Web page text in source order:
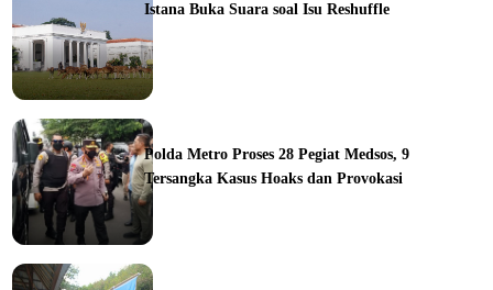
Istana Buka Suara soal Isu Reshuffle
Polda Metro Proses 28 Pegiat Medsos, 9
Tersangka Kasus Hoaks dan Provokasi